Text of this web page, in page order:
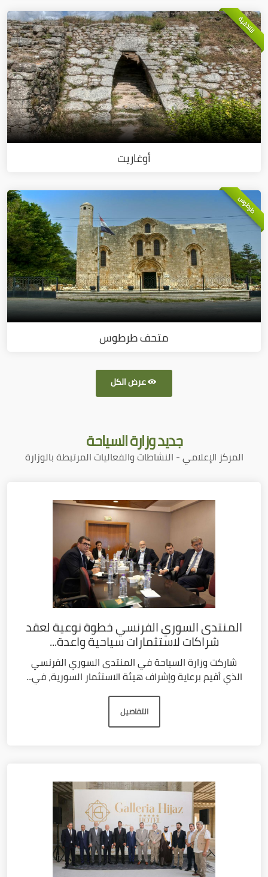
اللاذقية
أوغاريت
طرطوس
متحف طرطوس
عرض الكل
جديدوزارة السياحة
المركز الإعلامي - النشاطات والفعاليات المرتبطة بالوزارة
المنتدى السوري الفرنسي خطوة نوعية لعقد
شراكات لاستثمارات سياحية واعدة...
شاركت وزارة السياحة في المنتدى السوري الفرنسي
الذي أقيم برعاية وإشراف هيئة الاستثمار السورية، في...
التفاصيل